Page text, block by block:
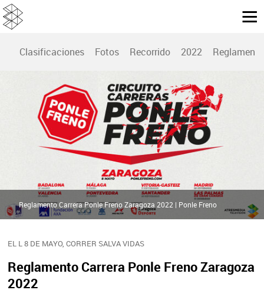
Clasificaciones Fotos Recorrido 2022 Reglamento
EL L 8 DE MAYO, CORRER SALVA VIDAS
Reglamento Carrera Ponle Freno Zaragoza
2022
Reglamento Carrera Ponle Freno Zaragoza 2022 | Ponle Freno